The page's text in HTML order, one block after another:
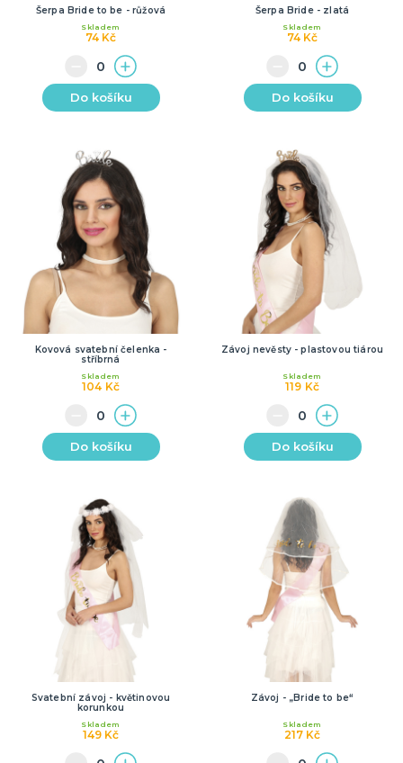
Šerpa Bride to be - růžová
74 Kč
Skladem
Do košíku
Šerpa Bride - zlatá
74 Kč
Skladem
Do košíku
Kovová svatební čelenka -
stříbrná
104 Kč
Skladem
Do košíku
Závoj nevěsty - plastovou tiárou
119 Kč
Skladem
Do košíku
Svatební závoj - květinovou
korunkou
149 Kč
Skladem
Závoj - „Bride to be“
217 Kč
Skladem